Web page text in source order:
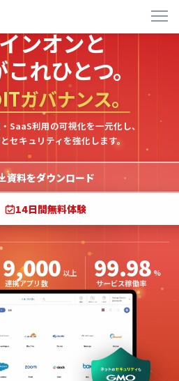
ンオンと
れひとつ。
ガバナンス。
SaaS利用の可視化を一元化し、
セキュリティを強化します。
資料をダウンロード
14日間無料体験
9,000 以上
連携アプリ数
99.98 %
サービス稼働率